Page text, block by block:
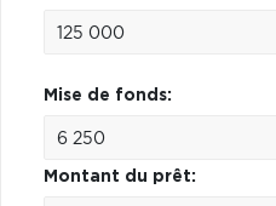
Mise de fonds:
Montant du prêt: